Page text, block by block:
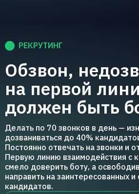
Делать по 70 звонков в день —
дозваниваться до 40%
Постоянно отвечать на звонки и
Первую линию взаимодействия с
смело доверить боту, а
направить на заинтересованных
кандидатов.
Обзвон,
на первой
должен быть
РЕКРУТИНГ